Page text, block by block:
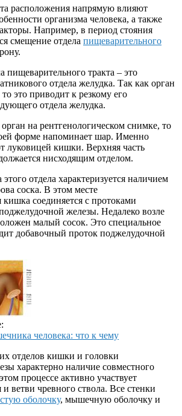
расположения напрямую влияют
организма человека, а также
Например, в период стояния
смещение отдела пищеварительного
пищеварительного тракта – это
отдела желудка. Так как орган
это приводит к резкому его
отдела желудка.
на рентгенологическом снимке, то
форме напоминает шар. Именно
луковицей кишки. Верхняя часть
нисходящим отделом.
отдела характеризуется наличием
соска. В этом месте
кишка соединяется с протоками
железы. Недалеко возле
малый сосок. Это специальное
добавочный проток поджелудочной
человека: что к чему
отделов кишки и головки
характерно наличие совместного
процессе активно участвует
ветви чревного ствола. Все стенки
оболочку, мышечную оболочку и